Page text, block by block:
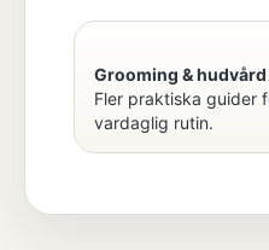
Grooming & hudvård
Fler praktiska guider
vardaglig rutin.